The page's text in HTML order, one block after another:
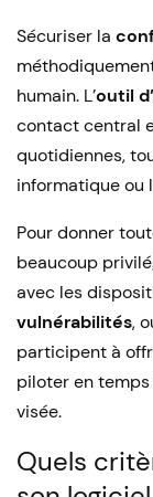
Sécuriser la
humain. L’outil
contact central
quotidiennes,
informatique ou
Pour donner
beaucoup
avec les
vulnérabilités,
participent à
piloter en
visée.
Quels